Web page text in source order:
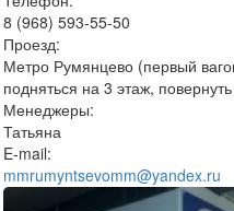
8 (968) 593-55-50
Проезд:
Метро Румянцево (первый
подняться на 3 этаж,
Менеджеры:
Татьяна
E-mail:
mmrumyntsevomm@yandex.ru